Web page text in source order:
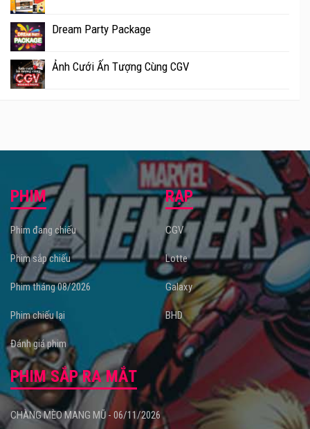
Dream Party Package
Ảnh Cưới Ấn Tượng Cùng CGV
PHIM
Phim đang chiếu
Phim sắp chiếu
Phim tháng 08/2026
Phim chiếu lại
Đánh giá phim
RẠP
CGV
Lotte
Galaxy
BHD
PHIM SẮP RA MẮT
CHÀNG MÈO MANG MŨ - 06/11/2026